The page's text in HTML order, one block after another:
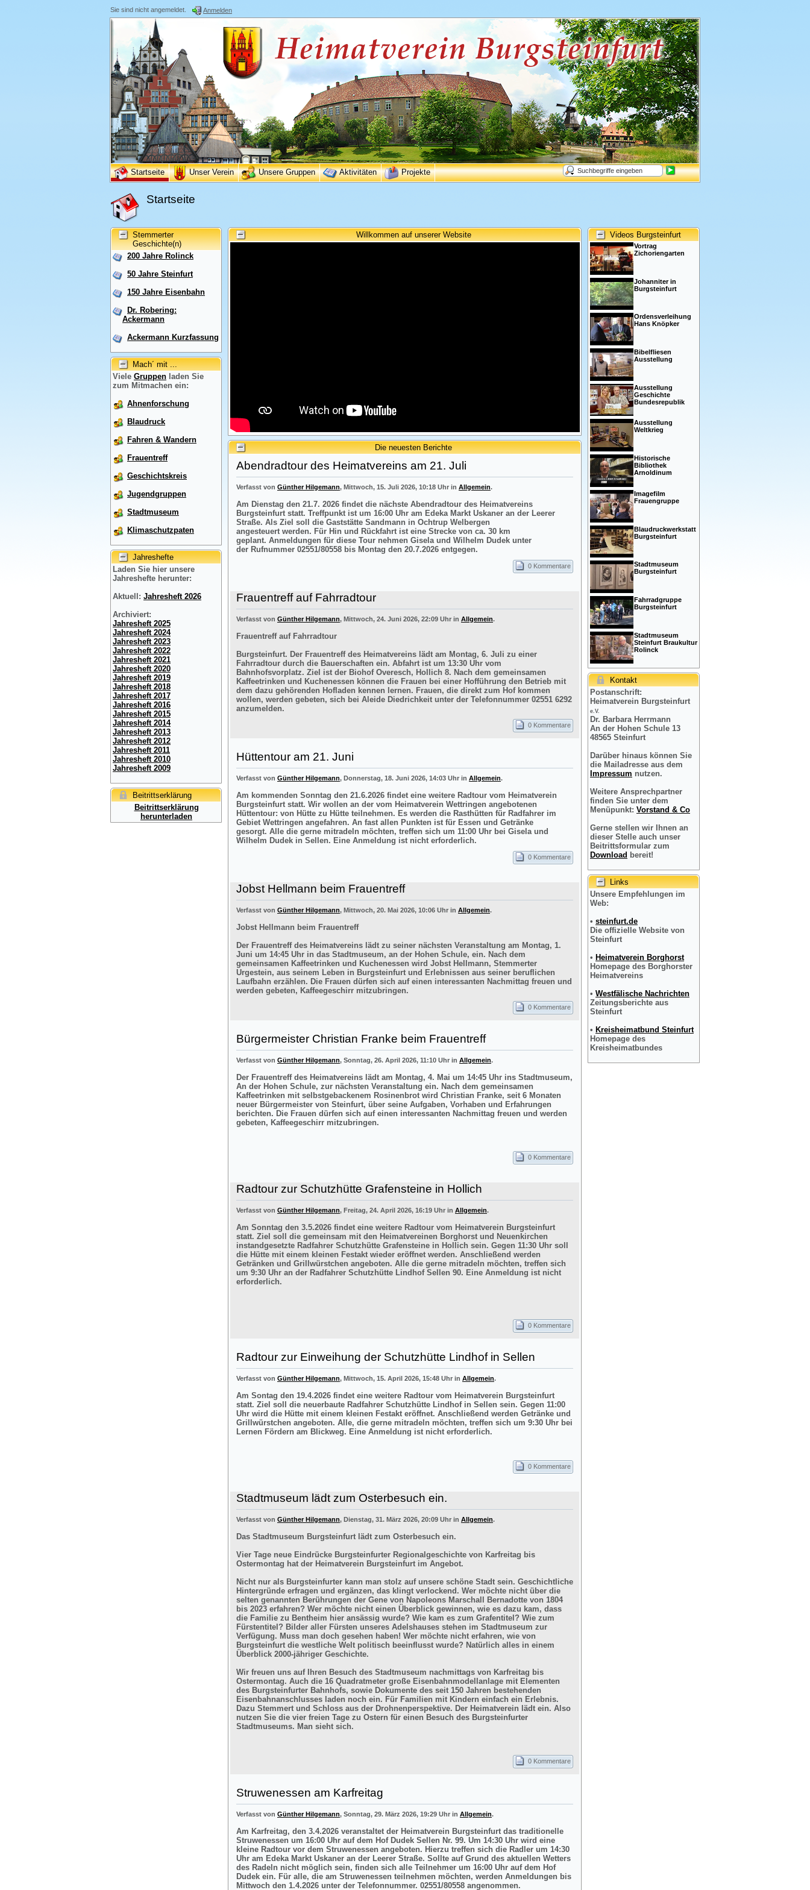
Sie sind nicht angemeldet. Anmelden
Startseite Unser Verein Unsere Gruppen Aktivitäten Projekte
Startseite
Stemmerter
Geschichte(n)
200 Jahre Rolinck
50 Jahre Steinfurt
150 Jahre Eisenbahn
Dr. Robering:
Ackermann
Ackermann Kurzfassung
Mach´ mit ...
Viele Gruppen laden Sie
zum Mitmachen ein:
Ahnenforschung
Blaudruck
Fahren & Wandern
Frauentreff
Geschichtskreis
Jugendgruppen
Stadtmuseum
Klimaschutzpaten
Jahreshefte
Laden Sie hier unsere
Jahreshefte herunter:
Aktuell: Jahresheft 2026
Archiviert:
Jahresheft 2025
Jahresheft 2024
Jahresheft 2023
Jahresheft 2022
Jahresheft 2021
Jahresheft 2020
Jahresheft 2019
Jahresheft 2018
Jahresheft 2017
Jahresheft 2016
Jahresheft 2015
Jahresheft 2014
Jahresheft 2013
Jahresheft 2012
Jahresheft 2011
Jahresheft 2010
Jahresheft 2009
Beitrittserklärung
Beitrittserklärung
herunterladen
Willkommen auf unserer Website
Die neuesten Berichte
Abendradtour des Heimatvereins am 21. Juli
Verfasst von Günther Hilgemann, Mittwoch, 15. Juli 2026, 10:18 Uhr in Allgemein.
Am Dienstag den 21.7. 2026 findet die nächste Abendradtour des Heimatvereins
Burgsteinfurt statt. Treffpunkt ist um 16:00 Uhr am Edeka Markt Uskaner an der Leerer
Straße. Als Ziel soll die Gaststätte Sandmann in Ochtrup Welbergen
angesteuert werden. Für Hin und Rückfahrt ist eine Strecke von ca. 30 km
geplant. Anmeldungen für diese Tour nehmen Gisela und Wilhelm Dudek unter
der Rufnummer 02551/80558 bis Montag den 20.7.2026 entgegen.
0 Kommentare
Frauentreff auf Fahrradtour
Verfasst von Günther Hilgemann, Mittwoch, 24. Juni 2026, 22:09 Uhr in Allgemein.
Frauentreff auf Fahrradtour
Burgsteinfurt. Der Frauentreff des Heimatvereins lädt am Montag, 6. Juli zu einer
Fahrradtour durch die Bauerschaften ein. Abfahrt ist um 13:30 Uhr vom
Bahnhofsvorplatz. Ziel ist der Biohof Overesch, Hollich 8. Nach dem gemeinsamen
Kaffeetrinken und Kuchenessen können die Frauen bei einer Hofführung den Betrieb mit
dem dazu gehörenden Hofladen kennen lernen. Frauen, die direkt zum Hof kommen
wollen, werden gebeten, sich bei Aleide Diedrichkeit unter der Telefonnummer 02551 6292
anzumelden.
0 Kommentare
Hüttentour am 21. Juni
Verfasst von Günther Hilgemann, Donnerstag, 18. Juni 2026, 14:03 Uhr in Allgemein.
Am kommenden Sonntag den 21.6.2026 findet eine weitere Radtour vom Heimatverein
Burgsteinfurt statt. Wir wollen an der vom Heimatverein Wettringen angebotenen
Hüttentour: von Hütte zu Hütte teilnehmen. Es werden die Rasthütten für Radfahrer im
Gebiet Wettringen angefahren. An fast allen Punkten ist für Essen und Getränke
gesorgt. Alle die gerne mitradeln möchten, treffen sich um 11:00 Uhr bei Gisela und
Wilhelm Dudek in Sellen. Eine Anmeldung ist nicht erforderlich.
0 Kommentare
Jobst Hellmann beim Frauentreff
Verfasst von Günther Hilgemann, Mittwoch, 20. Mai 2026, 10:06 Uhr in Allgemein.
Jobst Hellmann beim Frauentreff
Der Frauentreff des Heimatvereins lädt zu seiner nächsten Veranstaltung am Montag, 1.
Juni um 14:45 Uhr in das Stadtmuseum, an der Hohen Schule, ein. Nach dem
gemeinsamen Kaffeetrinken und Kuchenessen wird Jobst Hellmann, Stemmerter
Urgestein, aus seinem Leben in Burgsteinfurt und Erlebnissen aus seiner beruflichen
Laufbahn erzählen. Die Frauen dürfen sich auf einen interessanten Nachmittag freuen und
werden gebeten, Kaffeegeschirr mitzubringen.
0 Kommentare
Bürgermeister Christian Franke beim Frauentreff
Verfasst von Günther Hilgemann, Sonntag, 26. April 2026, 11:10 Uhr in Allgemein.
Der Frauentreff des Heimatvereins lädt am Montag, 4. Mai um 14:45 Uhr ins Stadtmuseum,
An der Hohen Schule, zur nächsten Veranstaltung ein. Nach dem gemeinsamen
Kaffeetrinken mit selbstgebackenem Rosinenbrot wird Christian Franke, seit 6 Monaten
neuer Bürgermeister von Steinfurt, über seine Aufgaben, Vorhaben und Erfahrungen
berichten. Die Frauen dürfen sich auf einen interessanten Nachmittag freuen und werden
gebeten, Kaffeegeschirr mitzubringen.
0 Kommentare
Radtour zur Schutzhütte Grafensteine in Hollich
Verfasst von Günther Hilgemann, Freitag, 24. April 2026, 16:19 Uhr in Allgemein.
Am Sonntag den 3.5.2026 findet eine weitere Radtour vom Heimatverein Burgsteinfurt
statt. Ziel soll die gemeinsam mit den Heimatvereinen Borghorst und Neuenkirchen
instandgesetzte Radfahrer Schutzhütte Grafensteine in Hollich sein. Gegen 11:30 Uhr soll
die Hütte mit einem kleinen Festakt wieder eröffnet werden. Anschließend werden
Getränken und Grillwürstchen angeboten. Alle die gerne mitradeln möchten, treffen sich
um 9:30 Uhr an der Radfahrer Schutzhütte Lindhof Sellen 90. Eine Anmeldung ist nicht
erforderlich.
0 Kommentare
Radtour zur Einweihung der Schutzhütte Lindhof in Sellen
Verfasst von Günther Hilgemann, Mittwoch, 15. April 2026, 15:48 Uhr in Allgemein.
Am Sontag den 19.4.2026 findet eine weitere Radtour vom Heimatverein Burgsteinfurt
statt. Ziel soll die neuerbaute Radfahrer Schutzhütte Lindhof in Sellen sein. Gegen 11:00
Uhr wird die Hütte mit einem kleinen Festakt eröffnet. Anschließend werden Getränke und
Grillwürstchen angeboten. Alle, die gerne mitradeln möchten, treffen sich um 9:30 Uhr bei
Lernen Fördern am Blickweg. Eine Anmeldung ist nicht erforderlich.
0 Kommentare
Stadtmuseum lädt zum Osterbesuch ein.
Verfasst von Günther Hilgemann, Dienstag, 31. März 2026, 20:09 Uhr in Allgemein.
Das Stadtmuseum Burgsteinfurt lädt zum Osterbesuch ein.
Vier Tage neue Eindrücke Burgsteinfurter Regionalgeschichte von Karfreitag bis
Ostermontag hat der Heimatverein Burgsteinfurt im Angebot.
Nicht nur als Burgsteinfurter kann man stolz auf unsere schöne Stadt sein. Geschichtliche
Hintergründe erfragen und ergänzen, das klingt verlockend. Wer möchte nicht über die
selten genannten Berührungen der Gene von Napoleons Marschall Bernadotte von 1804
bis 2023 erfahren? Wer möchte nicht einen Überblick gewinnen, wie es dazu kam, dass
die Familie zu Bentheim hier ansässig wurde? Wie kam es zum Grafentitel? Wie zum
Fürstentitel? Bilder aller Fürsten unseres Adelshauses stehen im Stadtmuseum zur
Verfügung. Muss man doch gesehen haben! Wer möchte nicht erfahren, wie von
Burgsteinfurt die westliche Welt politisch beeinflusst wurde? Natürlich alles in einem
Überblick 2000-jähriger Geschichte.
Wir freuen uns auf Ihren Besuch des Stadtmuseum nachmittags von Karfreitag bis
Ostermontag. Auch die 16 Quadratmeter große Eisenbahnmodellanlage mit Elementen
des Burgsteinfurter Bahnhofs, sowie Dokumente des seit 150 Jahren bestehenden
Eisenbahnanschlusses laden noch ein. Für Familien mit Kindern einfach ein Erlebnis.
Dazu Stemmert und Schloss aus der Drohnenperspektive. Der Heimatverein lädt ein. Also
nutzen Sie die vier freien Tage zu Ostern für einen Besuch des Burgsteinfurter
Stadtmuseums. Man sieht sich.
0 Kommentare
Struwenessen am Karfreitag
Verfasst von Günther Hilgemann, Sonntag, 29. März 2026, 19:29 Uhr in Allgemein.
Am Karfreitag, den 3.4.2026 veranstaltet der Heimatverein Burgsteinfurt das traditionelle
Struwenessen um 16:00 Uhr auf dem Hof Dudek Sellen Nr. 99. Um 14:30 Uhr wird eine
kleine Radtour vor dem Struwenessen angeboten. Hierzu treffen sich die Radler um 14:30
Uhr am Edeka Markt Uskaner an der Leerer Straße. Sollte auf Grund des aktuellen Wetters
des Radeln nicht möglich sein, finden sich alle Teilnehmer um 16:00 Uhr auf dem Hof
Dudek ein. Für alle, die am Struwenessen teilnehmen möchten, werden Anmeldungen bis
Mittwoch den 1.4.2026 unter der Telefonnummer. 02551/80558 angenommen.
Videos Burgsteinfurt
Vortrag
Zichoriengarten
Johanniter in
Burgsteinfurt
Ordensverleihung
Hans Knöpker
Bibelfliesen
Ausstellung
Ausstellung
Geschichte
Bundesrepublik
Ausstellung
Weltkrieg
Historische
Bibliothek
Arnoldinum
Imagefilm
Frauengruppe
Blaudruckwerkstatt
Burgsteinfurt
Stadtmuseum
Burgsteinfurt
Fahrradgruppe
Burgsteinfurt
Stadtmuseum
Steinfurt Braukultur
Rolinck
Kontakt
Postanschrift:
Heimatverein Burgsteinfurt
e.V.
Dr. Barbara Herrmann
An der Hohen Schule 13
48565 Steinfurt
Darüber hinaus können Sie
die Mailadresse aus dem
Impressum nutzen.
Weitere Ansprechpartner
finden Sie unter dem
Menüpunkt: Vorstand & Co
Gerne stellen wir Ihnen an
dieser Stelle auch unser
Beitrittsformular zum
Download bereit!
Links
Unsere Empfehlungen im
Web:
• steinfurt.de
Die offizielle Website von
Steinfurt
• Heimatverein Borghorst
Homepage des Borghorster
Heimatvereins
• Westfälische Nachrichten
Zeitungsberichte aus
Steinfurt
• Kreisheimatbund Steinfurt
Homepage des
Kreisheimatbundes